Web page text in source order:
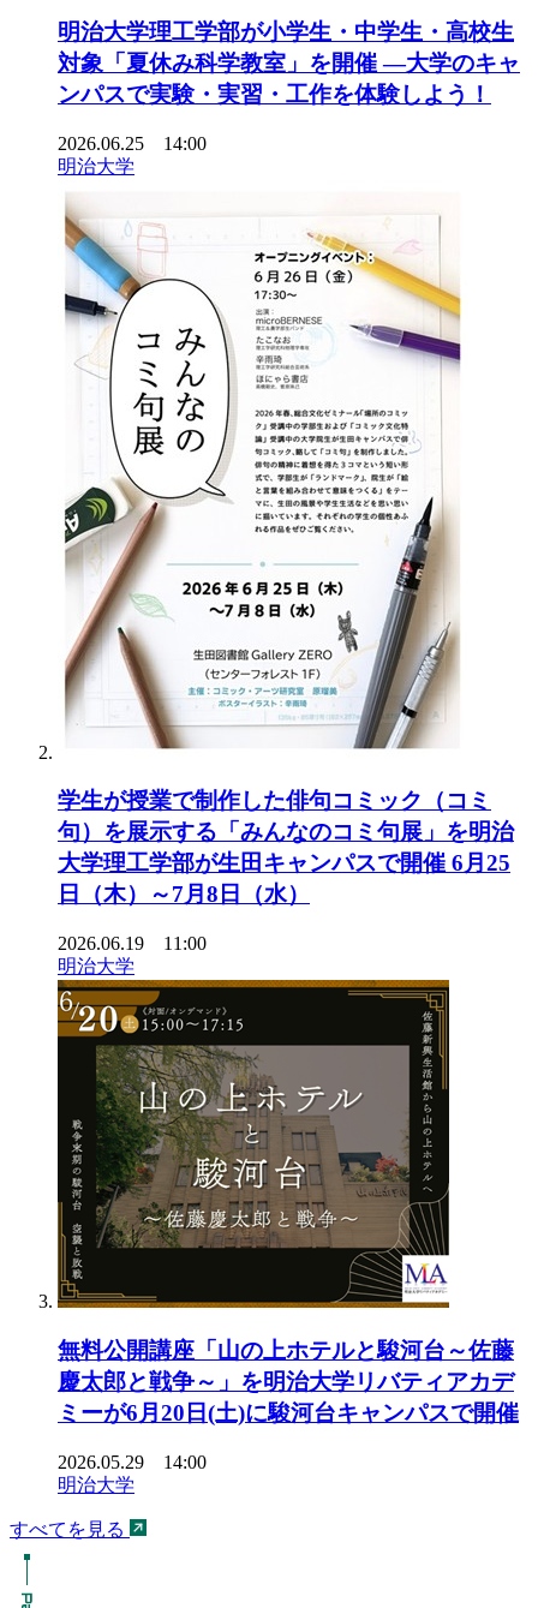
明治大学理工学部が小学生・中学生・高校生
対象「夏休み科学教室」を開催 ―大学のキャ
ンパスで実験・実習・工作を体験しよう！
2026.06.25 14:00
明治大学
学生が授業で制作した俳句コミック（コミ
句）を展示する「みんなのコミ句展」を明治
大学理工学部が生田キャンパスで開催 6月25
日（木）～7月8日（水）
2026.06.19 11:00
明治大学
無料公開講座「山の上ホテルと駿河台～佐藤
慶太郎と戦争～」を明治大学リバティアカデ
ミーが6月20日(土)に駿河台キャンパスで開催
2026.05.29 14:00
明治大学
すべてを見る